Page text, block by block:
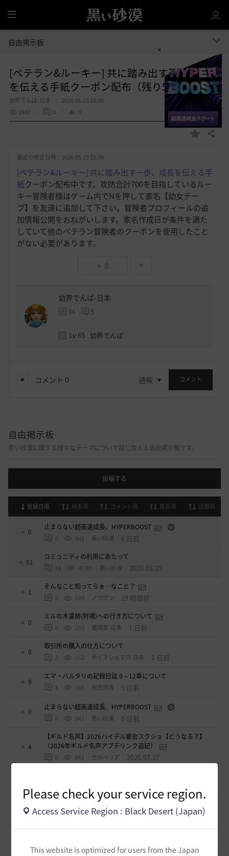
Please check your service region.
Access Service Region : Black Desert (Japan)
This website is optimized for users from the Japan
全
体
自由掲示板
[ベテラン&ルーキー] 共に踏み出す一歩、成長
を伝える手紙クーポン配布（残り5）
幼界でんぱ-日本
2026.05.23 22:30
1860
0 0
お
入
り
共有する
最近の修正日時 : 2026.05.23 22:30
[ベテラン&ルーキー] 共に踏み出す一歩、成長を伝える手
紙クーポン配布中です。攻防合計700を目指しているルー
キー冒険者様はゲーム内でNを押して家名【幼女テー
プ】を友達に追加して下さい。冒険者プロフィールの追
加情報公開をおねがいします。家名作成日が条件を満た
していて他のベテラン冒険者のクーポンを使用したこと
がない必要があります。
0
幼界でんぱ-日本
34 5
Lv 65 幼界でんぱ
コメント 0 通報 コメント
自由掲示板
黒い砂漠に関する様々なテーマについて話し合える自由掲示板です。
投稿する
登録日順 検索順 コメント順 推奨順 話題順
0
止まらない超高速成長、HYPERBOOST
0 941 黒い砂漠 6 日前
51
コミュニティの利用にあたって
18 47.8K 黒い砂漠 2020.03.25
1
そんなこと知ってらぁ…なこと？
0 184 ノウワン 19 時間前
0
ミルの木遺跡(狩場)への行き方について
0 283 威璃亜-日本 1 日前
0
取引所の購入の仕方について
2 312 歩くマシュマロ-日本 1 日前
9
エマ・バルタリの記録日誌 9～12章について
1 765 飛鳥雨音 5 日前
0
止まらない超高速成長、HYPERBOOST
0 941 黒い砂漠 6 日前
4
【ギルド名声】2026ハイデル宴会スクショ【どうなる？】
（2026年ギルド名声アプデリンク追記）
0 861 セルベリア 2026.07.27
2026.07.24
2
波に乗って流れ着いた宝の地図の場所
2 904 倉庫の 2026.07.24
1 775 マサ 2026.07.24